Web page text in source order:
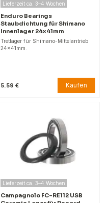
Lieferzeit ca. 3–4 Wochen
Enduro Bearings
Staubdichtung für Shimano
Innenlager 24x41mm
Tretlager für Shimano-Mittelantrieb
24x41mm.
5.59 € Kaufen
Lieferzeit ca. 3–4 Wochen
Campagnolo FC-RE112 USB